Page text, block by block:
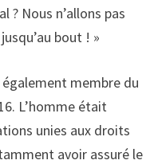
? Nous n’allons pas
bout ! »
également membre du
L’homme était
unies aux droits
avoir assuré le